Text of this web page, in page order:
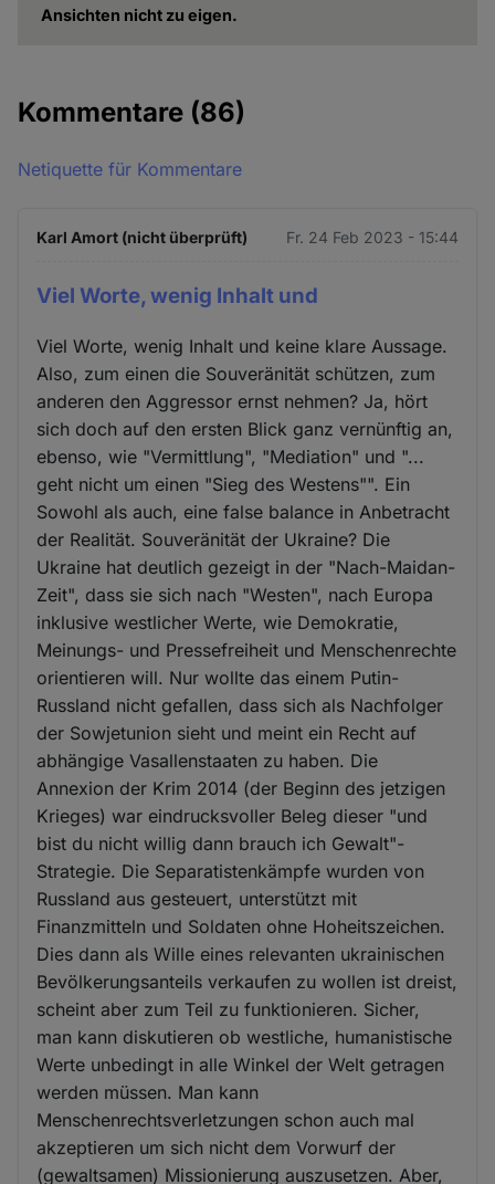
Ansichten nicht zu eigen.
Kommentare (86)
Netiquette für Kommentare
Karl Amort (nicht überprüft) Fr. 24 Feb 2023 - 15:44
Viel Worte, wenig Inhalt und
Viel Worte, wenig Inhalt und keine klare Aussage.
Also, zum einen die Souveränität schützen, zum
anderen den Aggressor ernst nehmen? Ja, hört
sich doch auf den ersten Blick ganz vernünftig an,
ebenso, wie "Vermittlung", "Mediation" und "...
geht nicht um einen "Sieg des Westens"". Ein
Sowohl als auch, eine false balance in Anbetracht
der Realität. Souveränität der Ukraine? Die
Ukraine hat deutlich gezeigt in der "Nach-Maidan-
Zeit", dass sie sich nach "Westen", nach Europa
inklusive westlicher Werte, wie Demokratie,
Meinungs- und Pressefreiheit und Menschenrechte
orientieren will. Nur wollte das einem Putin-
Russland nicht gefallen, dass sich als Nachfolger
der Sowjetunion sieht und meint ein Recht auf
abhängige Vasallenstaaten zu haben. Die
Annexion der Krim 2014 (der Beginn des jetzigen
Krieges) war eindrucksvoller Beleg dieser "und
bist du nicht willig dann brauch ich Gewalt"-
Strategie. Die Separatistenkämpfe wurden von
Russland aus gesteuert, unterstützt mit
Finanzmitteln und Soldaten ohne Hoheitszeichen.
Dies dann als Wille eines relevanten ukrainischen
Bevölkerungsanteils verkaufen zu wollen ist dreist,
scheint aber zum Teil zu funktionieren. Sicher,
man kann diskutieren ob westliche, humanistische
Werte unbedingt in alle Winkel der Welt getragen
werden müssen. Man kann
Menschenrechtsverletzungen schon auch mal
akzeptieren um sich nicht dem Vorwurf der
(gewaltsamen) Missionierung auszusetzen. Aber,